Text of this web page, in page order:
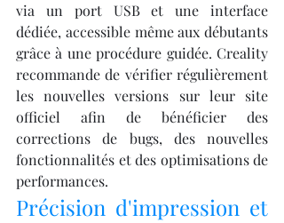
via un port USB et une interface
dédiée, accessible même aux débutants
grâce à une procédure guidée. Creality
recommande de vérifier régulièrement
les nouvelles versions sur leur site
officiel afin de bénéficier des
corrections de bugs, des nouvelles
fonctionnalités et des optimisations de
performances.
Précision d'impression et